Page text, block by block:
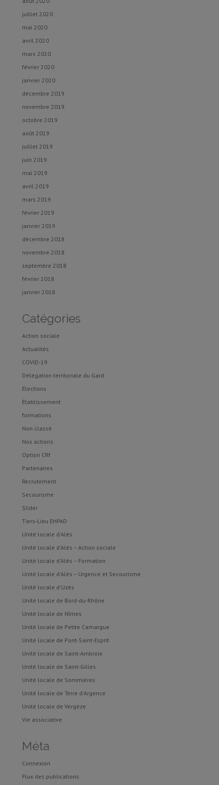
juillet 2020
mai 2020
avril 2020
mars 2020
février 2020
janvier 2020
décembre 2019
novembre 2019
octobre 2019
août 2019
juillet 2019
juin 2019
mai 2019
avril 2019
mars 2019
février 2019
janvier 2019
décembre 2018
novembre 2018
septembre 2018
février 2018
janvier 2018
Catégories
Action sociale
Actualités
COVID-19
Délégation territoriale du Gard
Élections
Établissement
formations
Non classé
Nos actions
Option CRf
Partenaires
Recrutement
Secourisme
Slider
Tiers-Lieu EHPAD
Unité locale d'Alès
Unité locale d'Alès – Action sociale
Unité locale d'Alès – Formation
Unité locale d'Alès – Urgence et Secourisme
Unité locale d'Uzès
Unité locale de Bord-du-Rhône
Unité locale de Nîmes
Unité locale de Petite Camargue
Unité locale de Pont-Saint-Esprit
Unité locale de Saint-Ambroix
Unité locale de Saint-Gilles
Unité locale de Sommières
Unité locale de Terre d'Argence
Unité locale de Vergèze
Vie associative
Méta
Connexion
Flux des publications